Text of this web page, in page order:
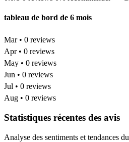
tableau de bord de 6 mois
Mar • 0 reviews
Apr • 0 reviews
May • 0 reviews
Jun • 0 reviews
Jul • 0 reviews
Aug • 0 reviews
Statistiques récentes des avis
Analyse des sentiments et tendances